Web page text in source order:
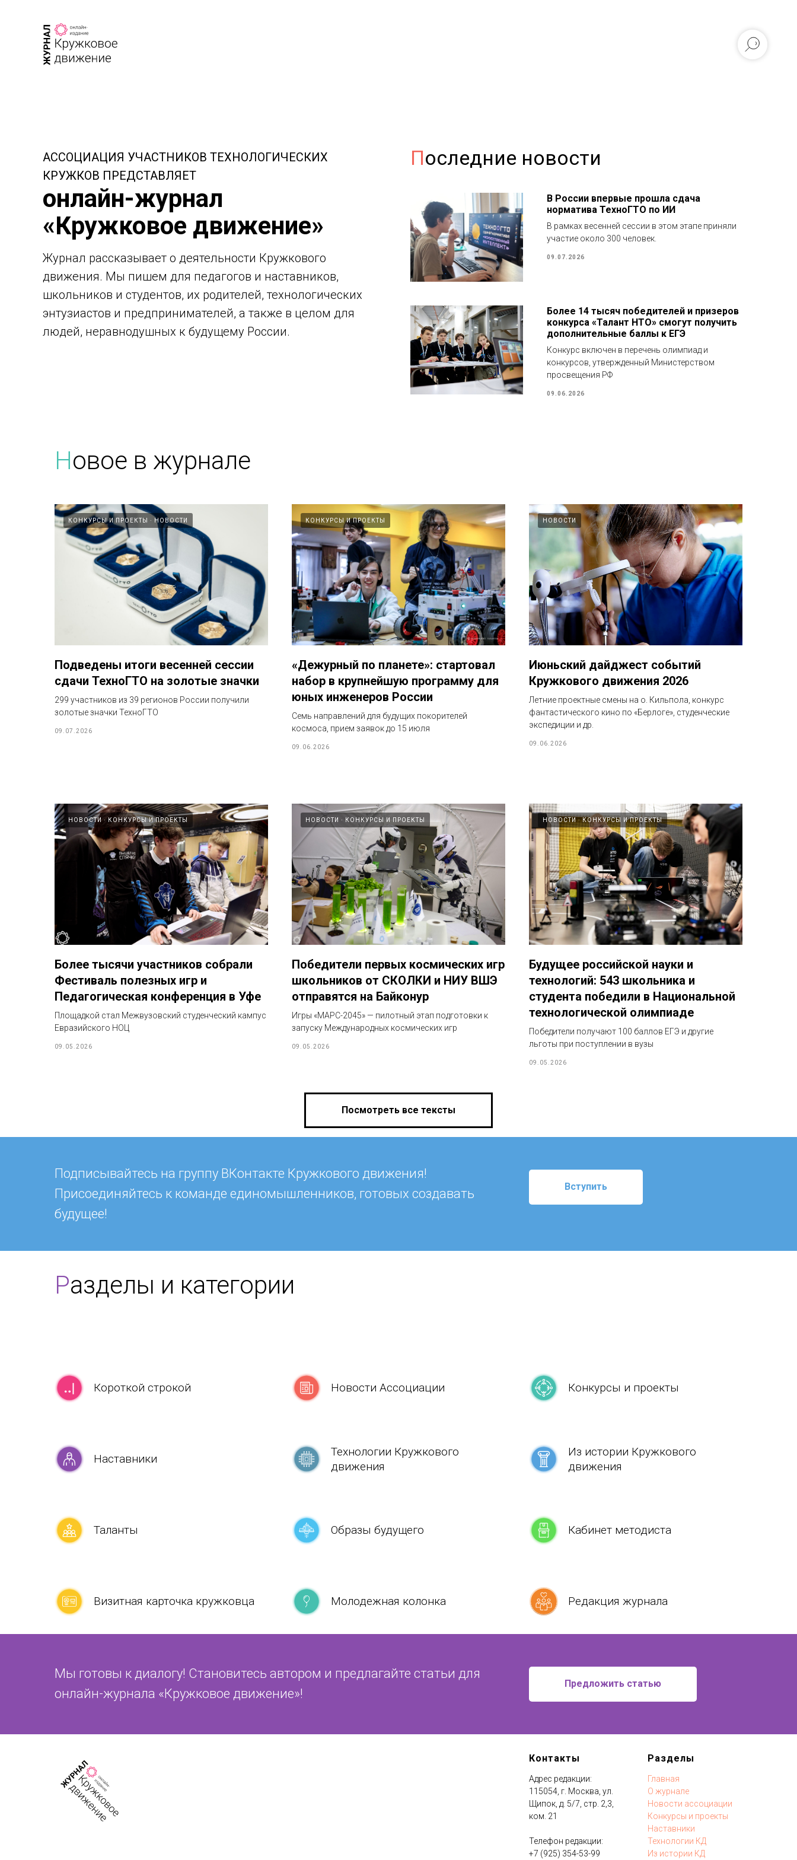
Журнал рассказывает о деятельности Кружкового
движения. Мы пишем для педагогов и наставников,
школьников и студентов, их родителей, технологических
энтузиастов и предпринимателей, а также в целом для
людей, неравнодушных к будущему России.
АССОЦИАЦИЯ УЧАСТНИКОВ ТЕХНОЛОГИЧЕСКИХ
КРУЖКОВ ПРЕДСТАВЛЯЕТ
онлайн-журнал
«Кружковое движение»
Последние новости
В России впервые прошла сдача
норматива ТехноГТО по ИИ
В рамках весенней сессии в этом этапе приняли
участие около 300 человек.
09.07.2026
Более 14 тысяч победителей и призеров
конкурса «Талант НТО» смогут получить
дополнительные баллы к ЕГЭ
Конкурс включен в перечень олимпиад и
конкурсов, утвержденный Министерством
просвещения РФ
09.06.2026
Новое в журнале
КОНКУРСЫ И ПРОЕКТЫ НОВОСТИ
Подведены итоги весенней сессии
сдачи ТехноГТО на золотые значки
299 участников из 39 регионов России получили
золотые значки ТехноГТО
09.07.2026
КОНКУРСЫ И ПРОЕКТЫ
«Дежурный по планете»: стартовал
набор в крупнейшую программу для
юных инженеров России
Семь направлений для будущих покорителей
космоса, прием заявок до 15 июля
09.06.2026
НОВОСТИ
Июньский дайджест событий
Кружкового движения 2026
Летние проектные смены на о. Кильпола, конкурс
фантастического кино по «Берлоге», студенческие
экспедиции и др.
09.06.2026
НОВОСТИ КОНКУРСЫ И ПРОЕКТЫ
Более тысячи участников собрали
Фестиваль полезных игр и
Педагогическая конференция в Уфе
Площадкой стал Межвузовский студенческий кампус
Евразийского НОЦ
09.05.2026
НОВОСТИ КОНКУРСЫ И ПРОЕКТЫ
Победители первых космических игр
школьников от СКОЛКИ и НИУ ВШЭ
отправятся на Байконур
Игры «МАРС-2045» — пилотный этап подготовки к
запуску Международных космических игр
09.05.2026
НОВОСТИ КОНКУРСЫ И ПРОЕКТЫ
Будущее российской науки и
технологий: 543 школьника и
студента победили в Национальной
технологической олимпиаде
Победители получают 100 баллов ЕГЭ и другие
льготы при поступлении в вузы
09.05.2026
Посмотреть все тексты
Подписывайтесь на группу ВКонтакте Кружкового движения!
Присоединяйтесь к команде единомышленников, готовых создавать
будущее!
Вступить
Разделы и категории
Короткой строкой Новости Aссоциации Конкурсы и проекты
Наставники
Технологии Кружкового
движения
Из истории Кружкового
движения
Таланты Образы будущего Кабинет методиста
Визитная карточка кружковца Молодежная колонка Редакция журнала
Мы готовы к диалогу! Становитесь автором и предлагайте статьи для
онлайн-журнала «Кружковое движение»!
Предложить статью
Контакты
Адрес редакции:
115054, г. Москва, ул.
Щипок, д. 5/7, стр. 2,3,
ком. 21
Телефон редакции:
+7 (925) 354-53-99
Разделы
Главная
О журнале
Новости ассоциации
Конкурсы и проекты
Наставники
Технологии КД
Из истории КД